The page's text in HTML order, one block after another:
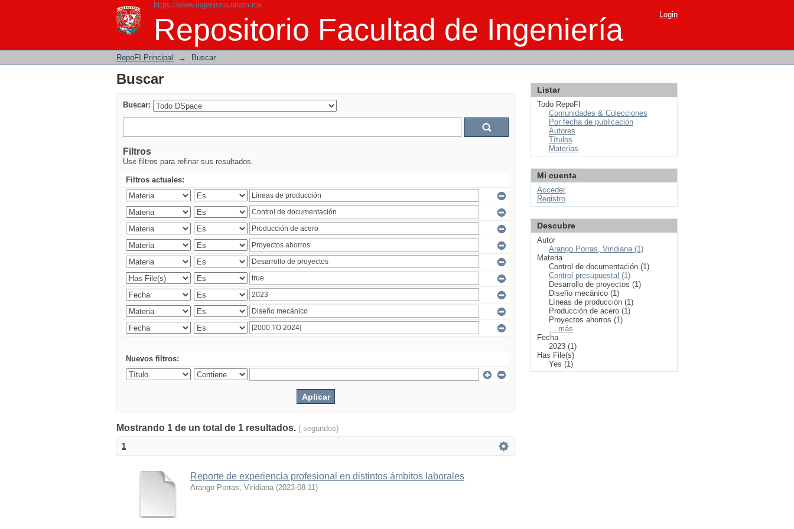
https://www.ingenieria.unam.mx
Repositorio Facultad de Ingeniería
Buscar Login
RepoFI Principal → Buscar
Buscar
Buscar:
Filtros
Use filtros para refinar sus resultados.
Filtros actuales:
Nuevos filtros:
Mostrando 1 de un total de 1 resultados. ( segundos)
1
Reporte de experiencia profesional en distintos ámbitos laborales
Arango Porras, Viridiana (2023-08-11)
Listar
Todo RepoFI
Comunidades & Colecciones
Por fecha de publicación
Autores
Títulos
Materias
Mi cuenta
Acceder
Registro
Descubre
Autor
Arango Porras, Viridiana (1)
Materia
Control de documentación (1)
Control presupuestal (1)
Desarrollo de proyectos (1)
Diseño mecánico (1)
Líneas de producción (1)
Producción de acero (1)
Proyectos ahorros (1)
... más
Fecha
2023 (1)
Has File(s)
Yes (1)